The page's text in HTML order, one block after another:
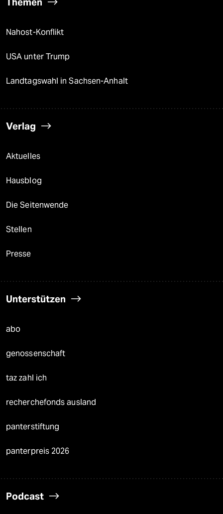
Nahost-Konflikt
USA unter Trump
Landtagswahl in Sachsen-Anhalt
Verlag
Aktuelles
Hausblog
Die Seitenwende
Stellen
Presse
Unterstützen
abo
genossenschaft
taz zahl ich
recherchefonds ausland
panterstiftung
panterpreis 2026
Podcast